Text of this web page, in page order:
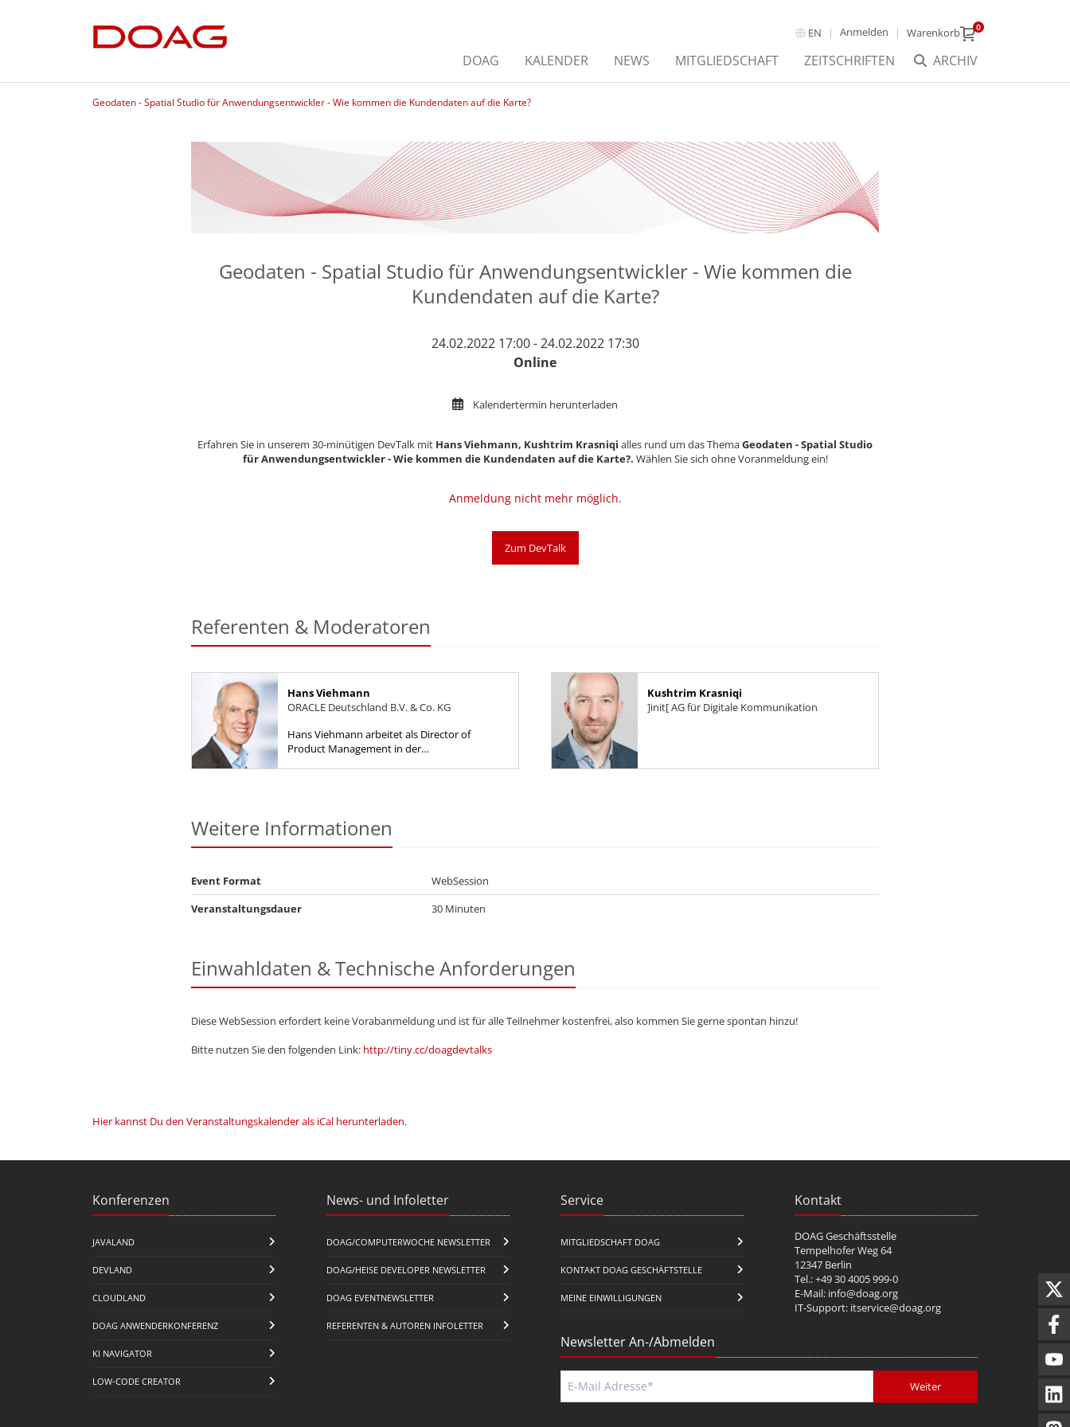
EN Anmelden Warenkorb 0
ARCHIV
DOAG KALENDER NEWS MITGLIEDSCHAFT ZEITSCHRIFTEN
Geodaten - Spatial Studio für Anwendungsentwickler - Wie kommen die Kundendaten auf die Karte?
Geodaten - Spatial Studio für Anwendungsentwickler - Wie kommen die
Kundendaten auf die Karte?
24.02.2022 17:00 - 24.02.2022 17:30
Online
Kalendertermin herunterladen
Erfahren Sie in unserem 30-minütigen DevTalk mit Hans Viehmann, Kushtrim Krasniqi ​​​​​​​​​​​​​​ alles rund um das ThemaGeodaten - Spatial Studio
für Anwendungsentwickler - Wie kommen die Kundendaten auf die Karte?​​​​​​​. Wählen Sie sich ohne Voranmeldung ein!
Anmeldung nicht mehr möglich.
Zum DevTalk
Referenten & Moderatoren
Hans Viehmann
ORACLE Deutschland B.V. & Co. KG
Hans Viehmann arbeitet als Director of
Product Management in der
Kushtrim Krasniqi
]init[ AG für Digitale Kommunikation
Weitere Informationen
Event Format
WebSession
Veranstaltungsdauer
30 Minuten
Einwahldaten & Technische Anforderungen
Diese WebSession erfordert keine Vorabanmeldung und ist für alle Teilnehmer kostenfrei, also kommen Sie gerne spontan hinzu!
Bitte nutzen Sie den folgenden Link: http://tiny.cc/doagdevtalks
Hier kannst Du den Veranstaltungskalender als iCal herunterladen.
Konferenzen
JAVALAND
DEVLAND
CLOUDLAND
DOAG ANWENDERKONFERENZ
KI NAVIGATOR
LOW-CODE CREATOR
News- und Infoletter
DOAG/COMPUTERWOCHE NEWSLETTER
DOAG/HEISE DEVELOPER NEWSLETTER
DOAG EVENTNEWSLETTER
REFERENTEN & AUTOREN INFOLETTER
Service
MITGLIEDSCHAFT DOAG
KONTAKT DOAG GESCHÄFTSTELLE
MEINE EINWILLIGUNGEN
Kontakt
DOAG Geschäftsstelle
Tempelhofer Weg 64
12347 Berlin
Tel.: +49 30 4005 999-0
E-Mail: info@doag.org
IT-Support: itservice@doag.org
Newsletter An-/Abmelden
Weiter